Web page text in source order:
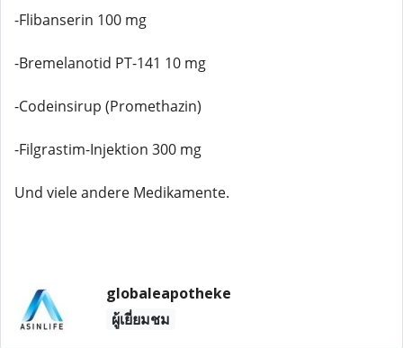
-Flibanserin 100 mg
-Bremelanotid PT-141 10 mg
-Codeinsirup (Promethazin)
-Filgrastim-Injektion 300 mg
Und viele andere Medikamente.
globaleapotheke
ผู้เยี่ยมชม